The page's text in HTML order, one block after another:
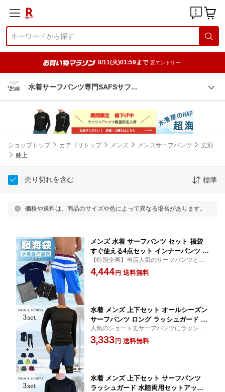
8/11(火)01:59まで 要エントリー
水着サーフパンツ専門SAFSサフ
ショップトップ カテゴリトップ メンズ メンズサーフパンツ
丈別
膝上
売り切れを含む 標準
価格や送料は、商品のサイズや色によって異なる場合があります。
メンズ 水着 サーフパンツ セット 福袋
すぐ使える4点セット インナーパンツ ラ
ッシュ ロング チャック付ポケット 海パ
ン 海水パンツ ハーフパンツ フィジーク
【特別企画】当店人気のサーフパンツとラ
ッシュTシャツ、インナーパンツ、メッシュ
リュックの4点セット 海だけじゃない！冬
4,444 円 送料無料
水着 メンズ 上下セット オールシーズン
サーフパンツ ロング ラッシュガード レ
ギンス 3点セット 日焼け止め UVカット
水陸両用 速乾 セットアップ フィットネ
人気のショート丈サーフパンツにラッシュ
ガード レギンスをセット 日焼け防止 水着
ジョギング バスケ サッカー などの スポー
3,333 円 送料無料
水着 メンズ 上下セット サーフパンツ
ラッシュガード 水陸両用セットアップ